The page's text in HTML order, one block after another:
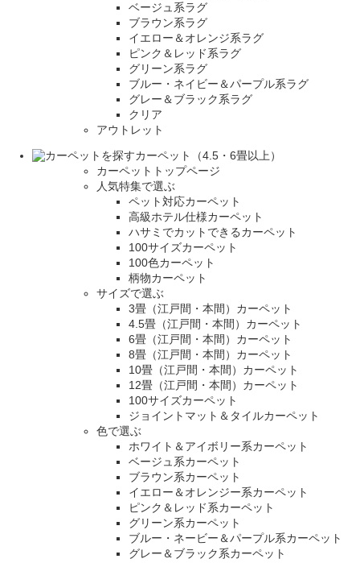
ベージュ系ラグ
ブラウン系ラグ
イエロー＆オレンジ系ラグ
ピンク＆レッド系ラグ
グリーン系ラグ
ブルー・ネイビー＆パープル系ラグ
グレー＆ブラック系ラグ
クリア
アウトレット
カーペット（4.5・6畳以上）
カーペットトップページ
人気特集で選ぶ
ペット対応カーペット
高級ホテル仕様カーペット
ハサミでカットできるカーペット
100サイズカーペット
100色カーペット
柄物カーペット
サイズで選ぶ
3畳（江戸間・本間）カーペット
4.5畳（江戸間・本間）カーペット
6畳（江戸間・本間）カーペット
8畳（江戸間・本間）カーペット
10畳（江戸間・本間）カーペット
12畳（江戸間・本間）カーペット
100サイズカーペット
ジョイントマット＆タイルカーペット
色で選ぶ
ホワイト＆アイボリー系カーペット
ベージュ系カーペット
ブラウン系カーペット
イエロー＆オレンジー系カーペット
ピンク＆レッド系カーペット
グリーン系カーペット
ブルー・ネービー＆パープル系カーペット
グレー＆ブラック系カーペット